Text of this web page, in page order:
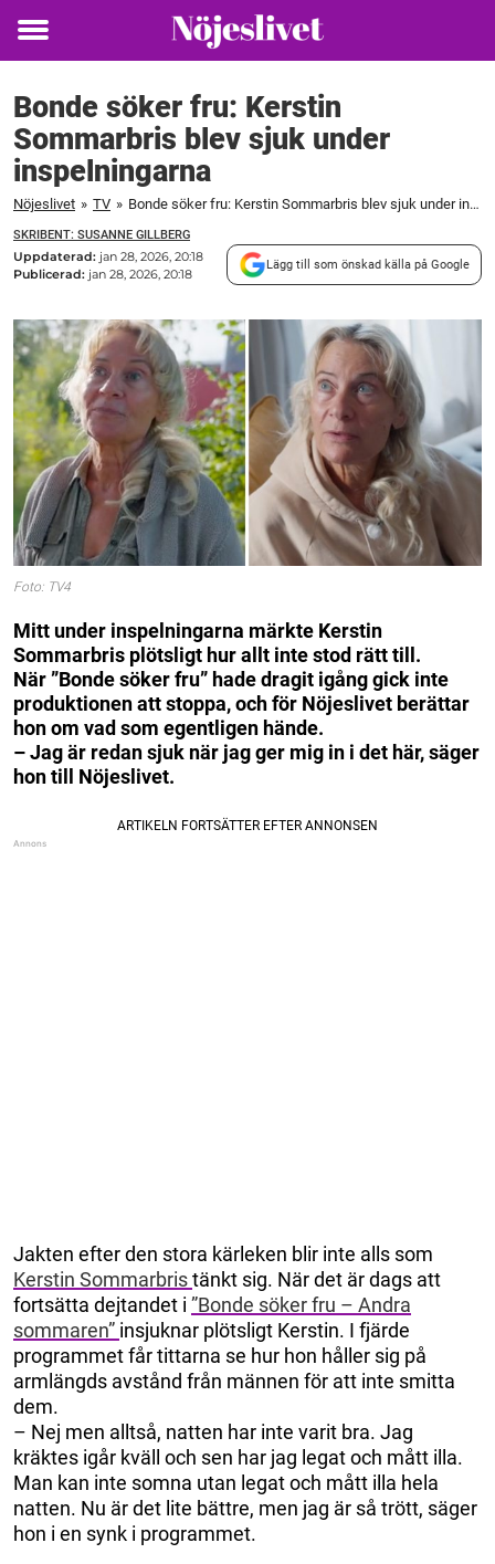
Toggle
Bonde söker fru: Kerstin
Sommarbris blev sjuk under
inspelningarna
Nöjeslivet » TV » Bonde söker fru: Kerstin Sommarbris blev sjuk under inspelningarna
SKRIBENT: SUSANNE GILLBERG
Uppdaterad: jan 28, 2026, 20:18
Publicerad: jan 28, 2026, 20:18
Lägg till som önskad källa på Google
Foto: TV4
Mitt under inspelningarna märkte Kerstin
Sommarbris plötsligt hur allt inte stod rätt till.
När ”Bonde söker fru” hade dragit igång gick inte
produktionen att stoppa, och för Nöjeslivet berättar
hon om vad som egentligen hände.
– Jag är redan sjuk när jag ger mig in i det här, säger
hon till Nöjeslivet.
Jakten efter den stora kärleken blir inte alls som
Kerstin Sommarbristänkt sig. När det är dags att
fortsätta dejtandet i ”Bonde söker fru – Andra
sommaren” insjuknar plötsligt Kerstin. I fjärde
programmet får tittarna se hur hon håller sig på
armlängds avstånd från männen för att inte smitta
dem.
– Nej men alltså, natten har inte varit bra. Jag
kräktes igår kväll och sen har jag legat och mått illa.
Man kan inte somna utan legat och mått illa hela
natten. Nu är det lite bättre, men jag är så trött, säger
hon i en synk i programmet.